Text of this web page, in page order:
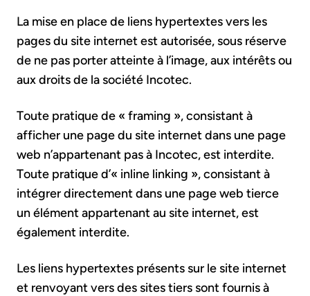
La mise en place de liens hypertextes vers les
pages du site internet est autorisée, sous réserve
de ne pas porter atteinte à l’image, aux intérêts ou
aux droits de la société Incotec.
Toute pratique de « framing », consistant à
afficher une page du site internet dans une page
web n’appartenant pas à Incotec, est interdite.
Toute pratique d’« inline linking », consistant à
intégrer directement dans une page web tierce
un élément appartenant au site internet, est
également interdite.
Les liens hypertextes présents sur le site internet
et renvoyant vers des sites tiers sont fournis à